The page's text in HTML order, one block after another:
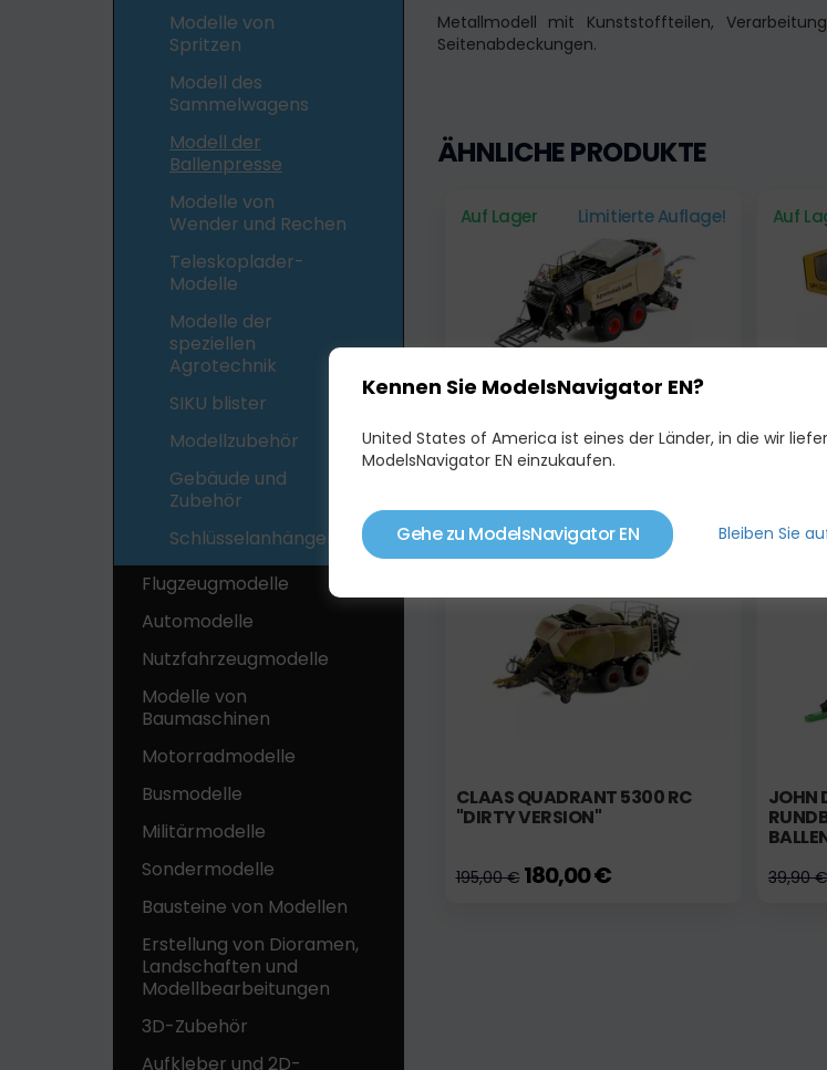
Modelle von
Spritzen
Modell des
Sammelwagens
Modell der
Ballenpresse
Modelle von
Wender und Rechen
Teleskoplader-
Modelle
Modelle der
speziellen
Agrotechnik
SIKU blister
Modellzubehör
Gebäude und
Zubehör
Schlüsselanhänger
Flugzeugmodelle
Automodelle
Nutzfahrzeugmodelle
Modelle von
Baumaschinen
Motorradmodelle
Busmodelle
Militärmodelle
Sondermodelle
Bausteine ​​von Modellen
Erstellung von Dioramen,
Landschaften und
Modellbearbeitungen
3D-Zubehör
Aufkleber und 2D-
Metallmodell mit Kunststoffteilen,
Seitenabdeckungen.
ÄHNLICHE PRODUKTE
Auf Lager Limitierte Auflage!
CLAAS QUADRANT 5300 FC
STOTZ
Auf
SET
CLAAS QUADRANT 5300 RC
"DIRTY VERSION"
195,00 €180,00 €
JOHN
39,90 €
Kennen Sie ModelsNavigator EN?
United States of America ist eines der Länder, in die wir
ModelsNavigator EN einzukaufen.
Gehe zu ModelsNavigator EN Bleiben Sie